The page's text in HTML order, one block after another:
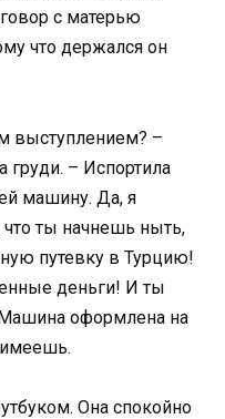
с матерью
что держался он
выступлением? –
груди. – Испортила
машину. Да, я
ты начнешь ныть,
путевку в Турцию!
деньги! И ты
оформлена на
Она спокойно